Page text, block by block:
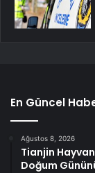
En Güncel
Ağustos 8, 2026
Tianjin
Doğum